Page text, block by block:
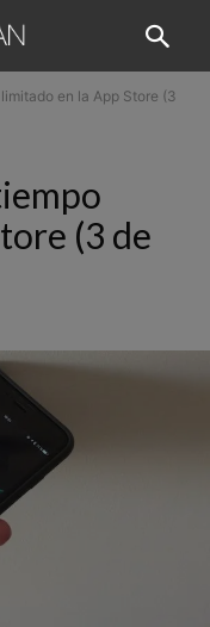
en la App Store (3
(3 de